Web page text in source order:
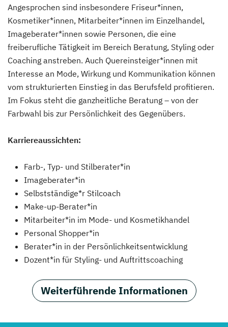
Angesprochen sind insbesondere Friseur*innen,
Kosmetiker*innen, Mitarbeiter*innen im Einzelhandel,
Imageberater*innen sowie Personen, die eine
freiberufliche Tätigkeit im Bereich Beratung, Styling oder
Coaching anstreben. Auch Quereinsteiger*innen mit
Interesse an Mode, Wirkung und Kommunikation können
vom strukturierten Einstieg in das Berufsfeld profitieren.
Im Fokus steht die ganzheitliche Beratung – von der
Farbwahl bis zur Persönlichkeit des Gegenübers.
Karriereaussichten:
Farb-, Typ- und Stilberater*in
Imageberater*in
Selbstständige*r Stilcoach
Make-up-Berater*in
Mitarbeiter*in im Mode- und Kosmetikhandel
Personal Shopper*in
Berater*in in der Persönlichkeitsentwicklung
Dozent*in für Styling- und Auftrittscoaching
Weiterführende Informationen